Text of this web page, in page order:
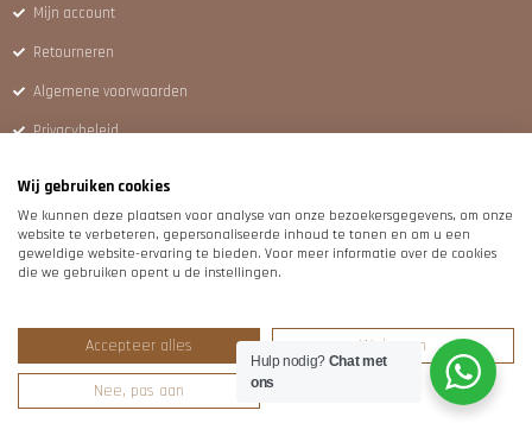
Mijn account
Retourneren
Algemene voorwaarden
Privacybeleid
Klachten en garantie
ALGEMEEN
Kids & Meer
Lindenlaan 32,
9584 AX Mussel
Hulp nodig? Chat met
ons
Wij gebruiken cookies
We kunnen deze plaatsen voor analyse van onze bezoekersgegevens, om onze
website te verbeteren, gepersonaliseerde inhoud te tonen en om u een
geweldige website-ervaring te bieden. Voor meer informatie over de cookies
die we gebruiken opent u de instellingen.
Accepteer alles Weigeren
Nee, pas aan